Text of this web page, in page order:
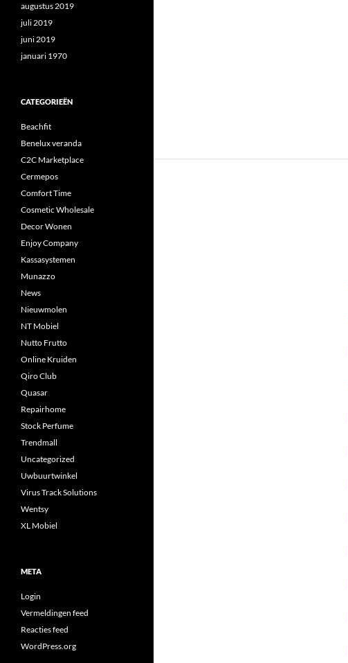
augustus 2019
juli 2019
juni 2019
januari 1970
CATEGORIEËN
Beachfit
Benelux veranda
C2C Marketplace
Cermepos
Comfort Time
Cosmetic Wholesale
Decor Wonen
Enjoy Company
Kassasystemen
Munazzo
News
Nieuwmolen
NT Mobiel
Nutto Frutto
Online Kruiden
Qiro Club
Quasar
Repairhome
Stock Perfume
Trendmall
Uncategorized
Uwbuurtwinkel
Virus Track Solutions
Wentsy
XL Mobiel
META
Login
Vermeldingen feed
Reacties feed
WordPress.org